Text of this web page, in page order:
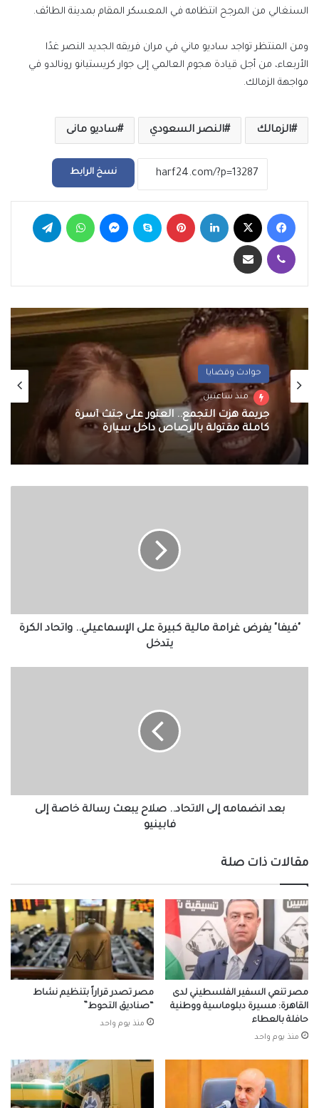
السنغالي من المرجح انتظامه في المعسكر المقام بمدينة الطائف.
ومن المنتظر تواجد ساديو ماني في مران فريقه الجديد النصر غدًا
الأربعاء، من أجل قيادة هجوم العالمي إلى جوار كريستيانو رونالدو في
مواجهة الزمالك.
الزمالك النصر السعودي ساديو مانى
نسخ الرابط
فيسبوك لينكدإن بينتيريست سكايب ماسنجر واتساب
ڤايبر مشاركة عبر البريد
حوادث وقضايا
منذ ساعتين
جريمة هزت التجمع.. العثور على جثث أسرة
كاملة مقتولة بالرصاص داخل سيارة
الكرة
يتدخل
"فيفا" يفرض غرامة مالية كبيرة على الإسماعيلي.. واتحاد الكرة
يتدخل
إلى
بعد انضمامه إلى الاتحاد.. صلاح يبعث رسالة خاصة إلى
فابينيو
مقالات ذات صلة
مصر تنعي السفير الفلسطيني لدى
القاهرة: مسيرة دبلوماسية ووطنية
حافلة بالعطاء
منذ يوم واحد
مصر تصدر قراراً بتنظيم نشاط
“صناديق التحوط”
منذ يوم واحد